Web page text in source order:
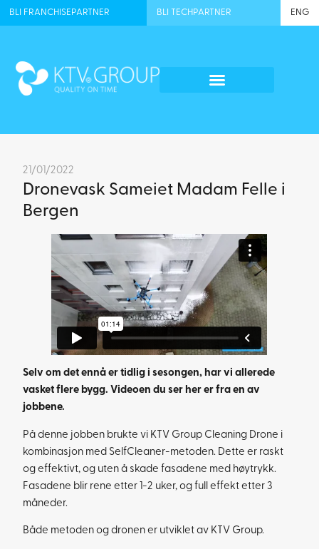
BLI FRANCHISEPARTNER BLI TECHPARTNER ENG
21/01/2022
Dronevask Sameiet Madam Felle i
Bergen
Selv om det ennå er tidlig i sesongen, har vi allerede
vasket flere bygg. Videoen du ser her er fra en av
jobbene.
På denne jobben brukte vi KTV Group Cleaning Drone i
kombinasjon med SelfCleaner-metoden. Dette er raskt
og effektivt, og uten å skade fasadene med høytrykk.
Fasadene blir rene etter 1-2 uker, og full effekt etter 3
måneder.
Både metoden og dronen er utviklet av KTV Group.